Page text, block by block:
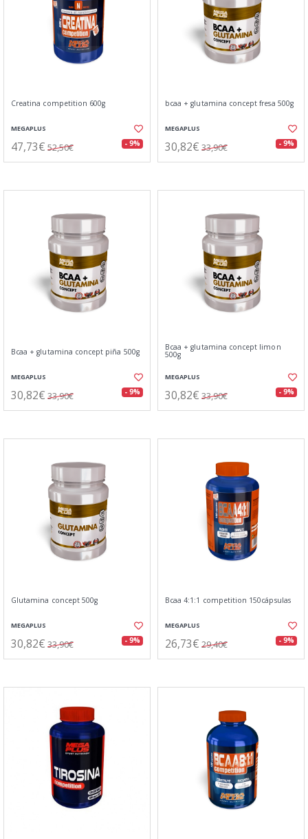
Creatina competition 600g
MEGAPLUS
47,73€ 52,50€ - 9%
bcaa + glutamina concept fresa 500g
MEGAPLUS
30,82€ 33,90€ - 9%
Bcaa + glutamina concept piña 500g
MEGAPLUS
30,82€ 33,90€ - 9%
Bcaa + glutamina concept limon
500g
MEGAPLUS
30,82€ 33,90€ - 9%
Glutamina concept 500g
MEGAPLUS
30,82€ 33,90€ - 9%
Bcaa 4:1:1 competition 150cápsulas
MEGAPLUS
26,73€ 29,40€ - 9%